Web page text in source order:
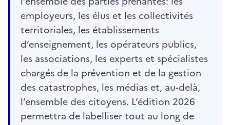
employeurs, les élus et les collectivités
territoriales, les établissements
d’enseignement, les opérateurs publics,
les associations, les experts et spécialistes
chargés de la prévention et de la gestion
des catastrophes, les médias et, au-delà,
l’ensemble des citoyens. L’édition 2026
permettra de labelliser tout au long de